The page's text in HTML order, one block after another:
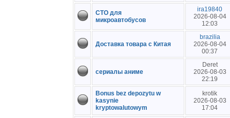
СТО для
микроавтобусов
ira19840
2026-08-04
12:03
Доставка товара с Китая
brazilia
2026-08-04
00:37
сериалы аниме
Deret
2026-08-03
22:19
Bonus bez depozytu w
kasynie
kryptowalutowym
krotik
2026-08-03
17:04